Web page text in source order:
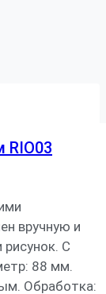
вручную и
С
88 мм.
Обработка: